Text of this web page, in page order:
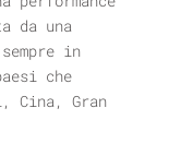
da una
in
che
Cina, Gran